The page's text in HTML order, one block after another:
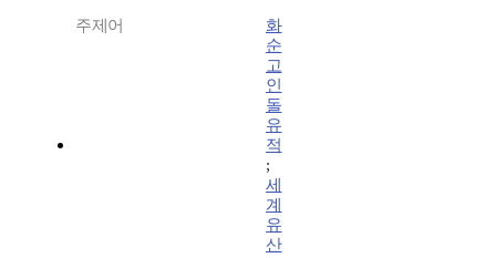
주제어
화
순
고
인
돌
유
적
;
세
계
유
산